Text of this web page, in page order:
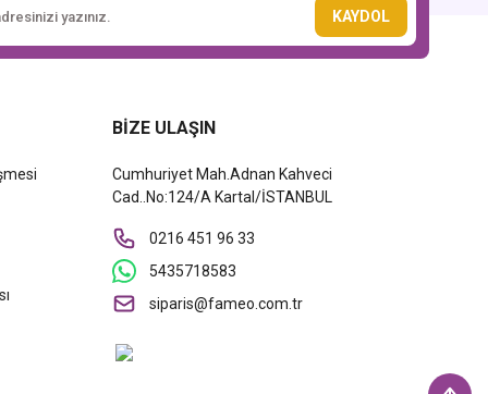
KAYDOL
BİZE ULAŞIN
Cumhuriyet Mah.Adnan Kahveci
Cad..No:124/A Kartal/İSTANBUL
0216 451 96 33
5435718583
siparis@fameo.com.tr